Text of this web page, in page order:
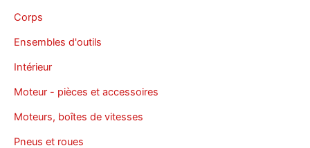
Corps
Ensembles d'outils
Intérieur
Moteur - pièces et accessoires
Moteurs, boîtes de vitesses
Pneus et roues